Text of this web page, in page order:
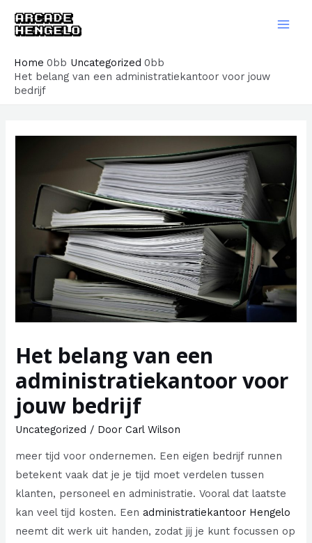
naar
inhoud
Home
Uncategorized
Het belang van een administratiekantoor voor jouw
bedrijf
Het belang van een
administratiekantoor voor
jouw bedrijf
Uncategorized / DoorCarl Wilson
meer tijd voor ondernemen. Een eigen bedrijf runnen
betekent vaak dat je je tijd moet verdelen tussen
klanten, personeel en administratie. Vooral dat laatste
kan veel tijd kosten. Een administratiekantoor Hengelo
neemt dit werk uit handen, zodat jij je kunt focussen op